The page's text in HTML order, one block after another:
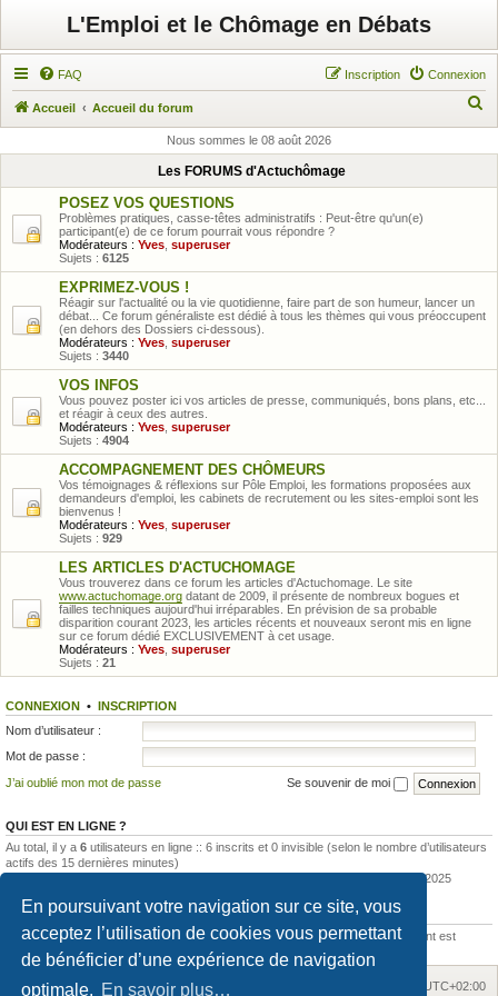
En poursuivant votre navigation sur ce site, vous
acceptez l’utilisation de cookies vous permettant
de bénéficier d’une expérience de navigation
optimale. En savoir plus…
L'Emploi et le Chômage en Débats
FAQ Connexion
Inscription
Accueil Accueil du forum
h
e
Nous sommes le 08 août 2026
Les FORUMS d'Actuchômage
POSEZ VOS QUESTIONS
Problèmes pratiques, casse-têtes administratifs : Peut-être qu'un(e)
participant(e) de ce forum pourrait vous répondre ?
Modérateurs : Yves superuser
Sujets : 6125
EXPRIMEZ-VOUS !
Réagir sur l'actualité ou la vie quotidienne, faire part de son humeur, lancer un
débat... Ce forum généraliste est dédié à tous les thèmes qui vous préoccupent
(en dehors des Dossiers ci-dessous).
Modérateurs : Yves superuser
Sujets : 3440
VOS INFOS
Vous pouvez poster ici vos articles de presse, communiqués, bons plans, etc...
et réagir à ceux des autres.
Modérateurs : Yves superuser
Sujets : 4904
ACCOMPAGNEMENT DES CHÔMEURS
Vos témoignages & réflexions sur Pôle Emploi, les formations proposées aux
demandeurs d'emploi, les cabinets de recrutement ou les sites-emploi sont les
bienvenus !
Modérateurs : Yves superuser
Sujets : 929
LES ARTICLES D'ACTUCHOMAGE
Vous trouverez dans ce forum les articles d'Actuchomage. Le site
www.actuchomage.org datant de 2009, il présente de nombreux bogues et
failles techniques aujourd'hui irréparables. En prévision de sa probable
disparition courant 2023, les articles récents et nouveaux seront mis en ligne
sur ce forum dédié EXCLUSIVEMENT à cet usage.
Modérateurs : Yves superuser
Sujets : 21
CONNEXION • INSCRIPTION
Nom d’utilisateur :
Mot de passe :
J’ai oublié mon mot de passe
Se souvenir de moi
QUI EST EN LIGNE ?
Au total, il y a 6 utilisateurs en ligne :: 6 inscrits et 0 invisible (selon le nombre d’utilisateurs
actifs des 15 dernières minutes)
le 13 mai 2025
STATISTIQUES
205044messages • 15420sujets •792membres • Notre membre le plus récent est
Soleil1980
Accueil Accueil du forum UTC+02:00